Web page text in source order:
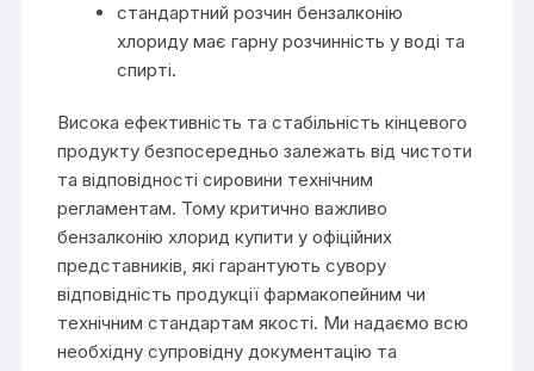
стандартний розчин бензалконію
хлориду має гарну розчинність у воді та
спирті.
Висока ефективність та стабільність кінцевого
продукту безпосередньо залежать від чистоти
та відповідності сировини технічним
регламентам. Тому критично важливо
бензалконію хлорид купити у офіційних
представників, які гарантують сувору
відповідність продукції фармакопейним чи
технічним стандартам якості. Ми надаємо всю
необхідну супровідну документацію та